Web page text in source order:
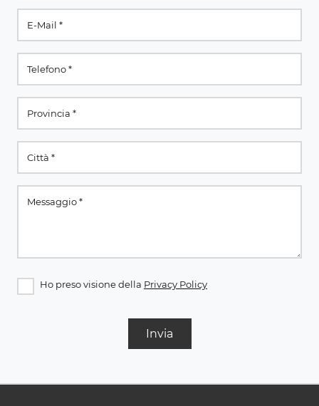
Ho preso visione della Privacy Policy
Invia